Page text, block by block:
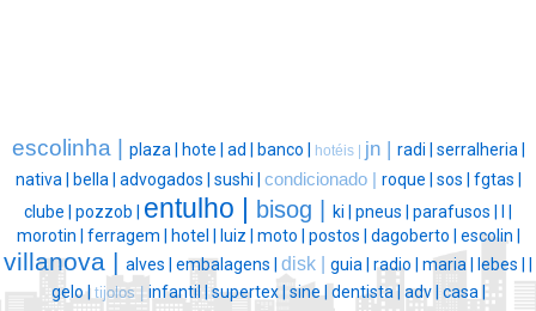
escolinha | plaza | hote | ad | banco | hotéis | jn | radi | serralheria |
nativa |
bella | advogados | sushi | condicionado | roque | sos | fgtas |
clube | pozzob | entulho | bisog | ki | pneus | parafusos |
morotin | ferragem | hotel | luiz | moto | postos | dagoberto | escolin |
villanova | alves | embalagens | disk | guia | radio | maria | lebes |
gelo | tijolos | infantil | supertex | sine | dentista | adv | casa |